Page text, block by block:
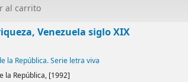
al carrito
Venezuela siglo XIX
la República. Serie letra viva
la República, [1992]